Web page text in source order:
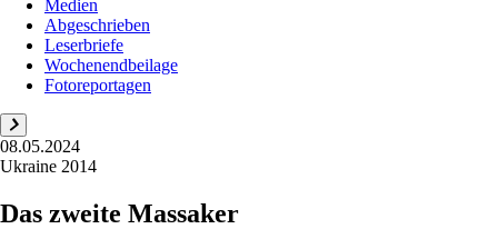
Medien
Abgeschrieben
Leserbriefe
Wochenendbeilage
Fotoreportagen
08.05.2024
Ukraine 2014
Das zweite Massaker